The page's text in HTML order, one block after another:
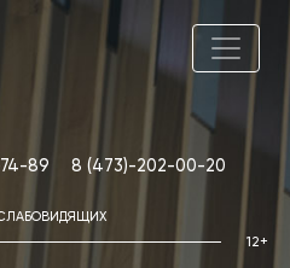
89
8 (473)-202-00-20